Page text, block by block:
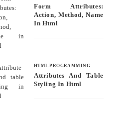
Form Attributes:
Action, Method, Name
In Html
HTML PROGRAMMING
Attributes And Table
Styling In Html